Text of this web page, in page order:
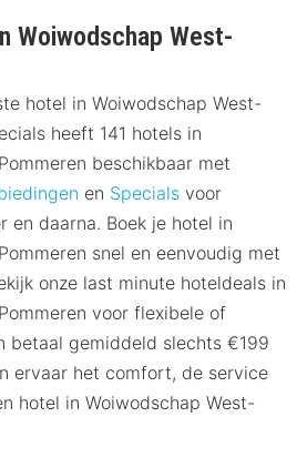
Woiwodschap West-
hotel in Woiwodschap West-
heeft 141 hotels in
beschikbaar met
en Specials voor
en daarna. Boek je hotel in
snel en eenvoudig met
onze last minute hoteldeals in
voor flexibele of
betaal gemiddeld slechts €199
ervaar het comfort, de service
hotel in Woiwodschap West-